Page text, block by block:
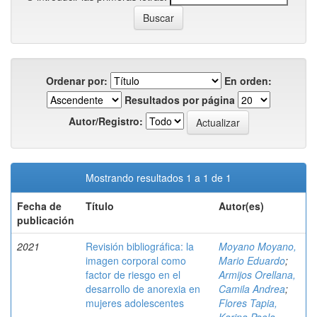
Ordenar por:
En orden:
Resultados por página
Autor/Registro:
Mostrando resultados 1 a 1 de 1
Fecha de
publicación
Título Autor(es)
2021
Revisión bibliográfica: la
imagen corporal como
factor de riesgo en el
desarrollo de anorexia en
mujeres adolescentes
Moyano Moyano,
Mario Eduardo;
Armijos Orellana,
Camila Andrea;
Flores Tapia,